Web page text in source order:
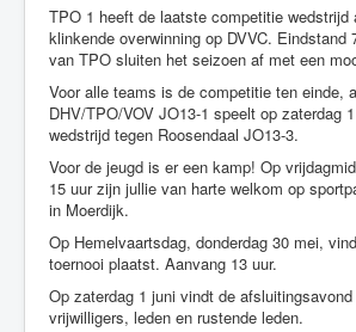
TPO 1 heeft de laatste competitie wedstrijd
klinkende overwinning op DVVC. Eindstand
van TPO sluiten het seizoen af met een
Voor alle teams is de competitie ten einde,
DHV/TPO/VOV JO13-1 speelt op zaterdag
wedstrijd tegen Roosendaal JO13-3.
Voor de jeugd is er een kamp! Op
15 uur zijn jullie van harte welkom op
in Moerdijk.
Op Hemelvaartsdag, donderdag 30 mei,
toernooi plaatst. Aanvang 13 uur.
Op zaterdag 1 juni vindt de
vrijwilligers, leden en rustende leden.